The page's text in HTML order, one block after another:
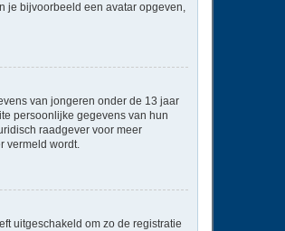
je bijvoorbeeld een avatar opgeven,
van jongeren onder de 13 jaar
persoonlijke gegevens van hun
raadgever voor meer
vermeld wordt.
uitgeschakeld om zo de registratie